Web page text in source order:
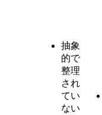
抽象
的で
整理
され
てい
ない